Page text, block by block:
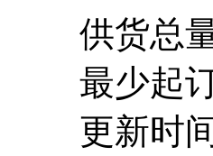
供货总
最少起
更新时